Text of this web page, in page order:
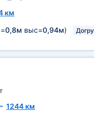
км
0,8м выс=0,94м)
1244 км